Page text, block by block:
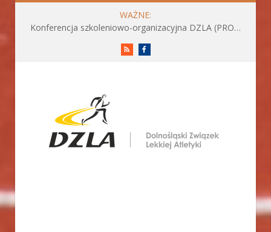
WAŻNE:
Konferencja szkoleniowo-organizacyjna DZLA (PROGRAM już do pobrania)
RSS